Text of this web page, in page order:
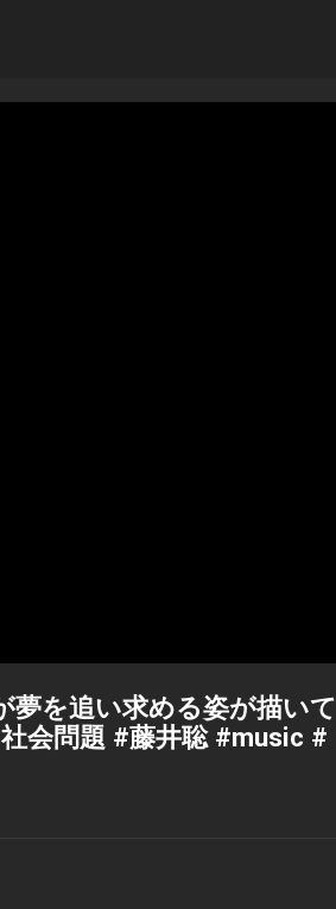
夢を追い求める姿が描いて
会問題 #藤井聡 #music #